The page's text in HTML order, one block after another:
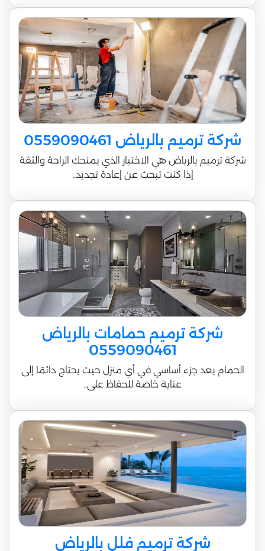
شركة ترميم بالرياض 0559090461
شركة ترميم بالرياض هي الاختيار الذي يمنحك الراحة والثقة
إذا كنت تبحث عن إعادة تجديد..
شركة ترميم حمامات بالرياض
0559090461
الحمام يعد جزء أساسي في أي منزل حيث يحتاج دائمًا إلى
عناية خاصة للحفاظ على..
شركة ترميم فلل بالرياض